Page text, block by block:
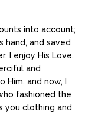
into account;
hand, and saved
I enjoy His Love.
and
and now, I
fashioned the
you clothing and